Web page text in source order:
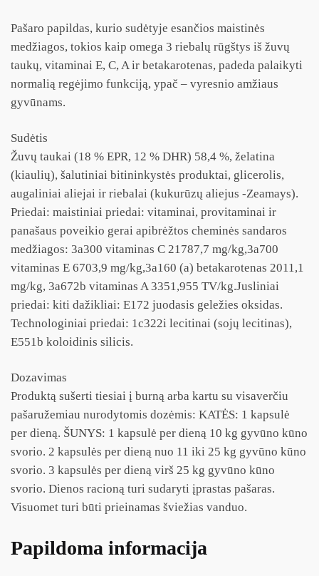
Pašaro papildas, kurio sudėtyje esančios maistinės
medžiagos, tokios kaip omega 3 riebalų rūgštys iš žuvų
taukų, vitaminai E, C, A ir betakarotenas, padeda palaikyti
normalią regėjimo funkciją, ypač – vyresnio amžiaus
gyvūnams.
Sudėtis
Žuvų taukai (18 % EPR, 12 % DHR) 58,4 %, želatina
(kiaulių), šalutiniai bitininkystės produktai, glicerolis,
augaliniai aliejai ir riebalai (kukurūzų aliejus -Zeamays).
Priedai: maistiniai priedai: vitaminai, provitaminai ir
panašaus poveikio gerai apibrėžtos cheminės sandaros
medžiagos: 3a300 vitaminas C 21787,7 mg/kg,3a700
vitaminas E 6703,9 mg/kg,3a160 (a) betakarotenas 2011,1
mg/kg, 3a672b vitaminas A 3351,955 TV/kg.Jusliniai
priedai: kiti dažikliai: E172 juodasis geležies oksidas.
Technologiniai priedai: 1c322i lecitinai (sojų lecitinas),
E551b koloidinis silicis.
Dozavimas
Produktą sušerti tiesiai į burną arba kartu su visaverčiu
pašaružemiau nurodytomis dozėmis: KATĖS: 1 kapsulė
per dieną. ŠUNYS: 1 kapsulė per dieną 10 kg gyvūno kūno
svorio. 2 kapsulės per dieną nuo 11 iki 25 kg gyvūno kūno
svorio. 3 kapsulės per dieną virš 25 kg gyvūno kūno
svorio. Dienos racioną turi sudaryti įprastas pašaras.
Visuomet turi būti prieinamas šviežias vanduo.
Papildoma informacija